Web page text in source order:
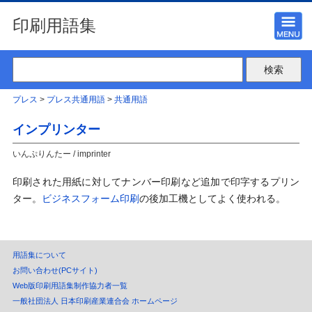
印刷用語集
プレス > プレス共通用語> 共通用語
インプリンター
いんぷりんたー / imprinter
印刷された用紙に対してナンバー印刷など追加で印字するプリン
ター。
ビジネスフォーム印刷の後加工機としてよく使われる。
用語集について
お問い合わせ(PCサイト)
Web版印刷用語集制作協力者一覧
一般社団法人 日本印刷産業連合会 ホームページ